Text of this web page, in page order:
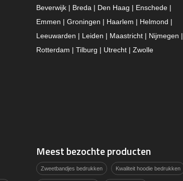
Beverwijk | Breda | Den Haag | Enschede |
Emmen | Groningen | Haarlem | Helmond |
Leeuwarden | Leiden | Maastricht | Nijmegen |
Rotterdam | Tilburg | Utrecht | Zwolle
Meest bezochte producten
Zweetbandjes bedrukken Kwaliteit hoodie bedrukken